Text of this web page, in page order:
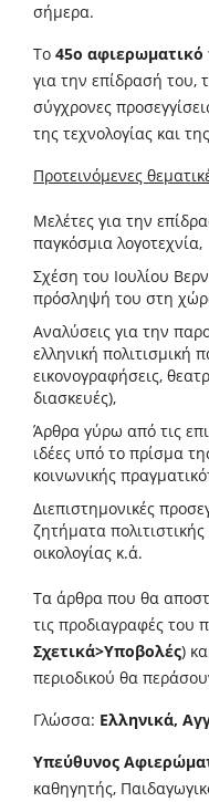
σήμερα.
Το 45ο αφιερωματικό
για την επίδρασή του,
σύγχρονες
της τεχνολογίας και
Προτεινόμενες
Μελέτες για την
παγκόσμια λογοτεχνία,
Σχέση του Ιουλίου
πρόσληψή του στη
Αναλύσεις για την
ελληνική πολιτισμική
εικονογραφήσεις,
διασκευές),
Άρθρα γύρω από τις
ιδέες υπό το πρίσμα
κοινωνικής
Διεπιστημονικές
ζητήματα
οικολογίας κ.ά.
Τα άρθρα που θα
τις προδιαγραφές του
Σχετικά>Υποβολές)
περιοδικού θα
Γλώσσα: Ελληνικά,
Υπεύθυνος
καθηγητής,